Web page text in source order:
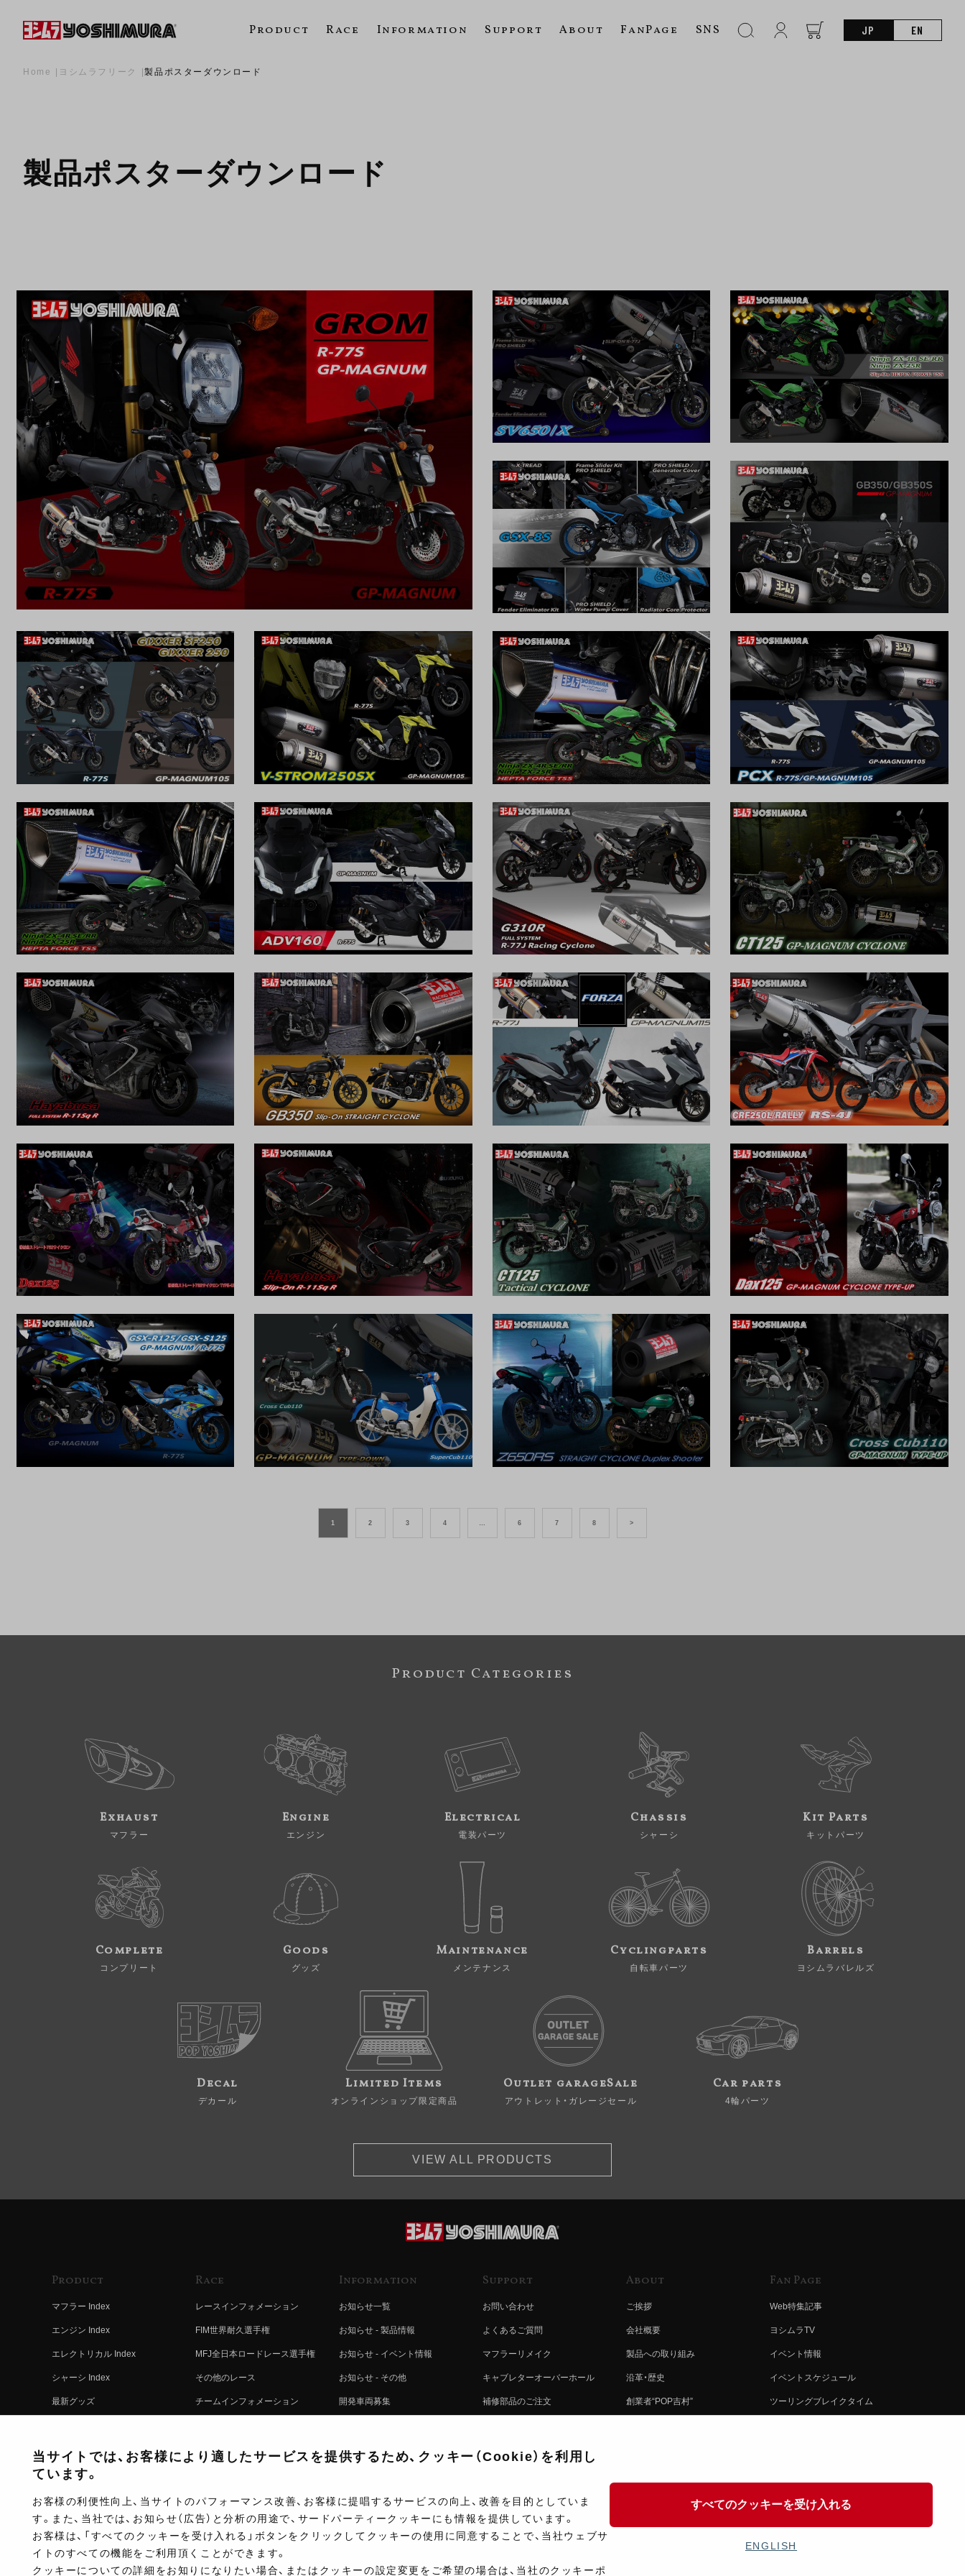
Product Race Information Support About FanPage SNS JP EN
Home ヨシムラフリーク 製品ポスターダウンロード
製品ポスターダウンロード
1 2 3 4 … 6 7 8 >
Product Categories
Exhaust
マフラー
Engine
エンジン
Electrical
電装パーツ
Chassis
シャーシ
Kit Parts
キットパーツ
Complete
コンプリート
Goods
グッズ
Maintenance
メンテナンス
Cyclingparts
自転車パーツ
Barrels
ヨシムラバレルズ
Decal
デカール
Limited Items
オンラインショップ限定商品
Outlet garageSale
アウトレット・ガレージセール
Car parts
4輪パーツ
VIEW ALL PRODUCTS
Product
マフラー Index
エンジン Index
エレクトリカル Index
シャーシ Index
最新グッズ
コンプリート
Race
レースインフォメーション
FIM世界耐久選手権
MFJ全日本ロードレース選手権
その他のレース
チームインフォメーション
レースムービー
Information
お知らせ一覧
お知らせ - 製品情報
お知らせ - イベント情報
お知らせ - その他
開発車両募集
注文方法
Support
お問い合わせ
よくあるご質問
マフラーリメイク
キャブレターオーバーホール
補修部品のご注文
製品に関する重要なお知らせ
ポイントについて
ショップ情報
製品マニュアル検索
About
ご挨拶
会社概要
製品への取り組み
沿革・歴史
創業者“POP吉村”
Fan Page
Web特集記事
ヨシムラTV
イベント情報
イベントスケジュール
ツーリングブレイクタイム
当サイトでは、お客様により適したサービスを提供するため、クッキー（Cookie）を利用し
ています。
お客様の利便性向上、当サイトのパフォーマンス改善、お客様に提唱するサービスの向上、改善を目的としていま
す。また、当社では、お知らせ（広告）と分析の用途で、サードパーティークッキーにも情報を提供しています。
お客様は、「すべてのクッキーを受け入れる」ボタンをクリックしてクッキーの使用に同意することで、当社ウェブサ
イトのすべての機能をご利用頂くことができます。
クッキーについての詳細をお知りになりたい場合、またはクッキーの設定変更をご希望の場合は、当社のクッキーポ
すべてのクッキーを受け入れる
ENGLISH